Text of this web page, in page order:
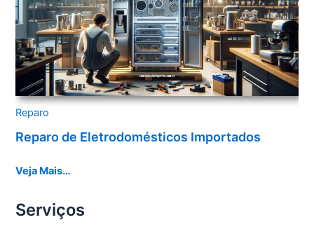
Reparo
Reparo de Eletrodomésticos Importados
Veja Mais…
Serviços